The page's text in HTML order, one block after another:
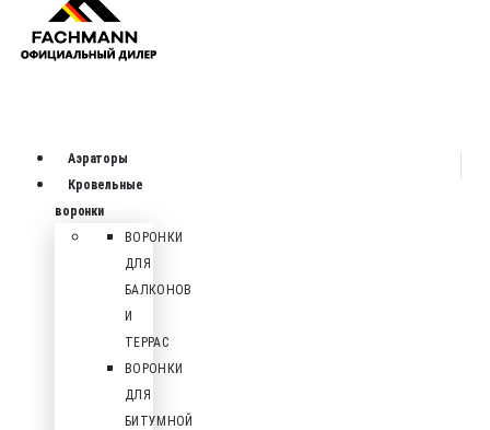
Аэраторы
Кровельные
воронки
ВОРОНКИ
ДЛЯ
БАЛКОНОВ
И
ТЕРРАС
ВОРОНКИ
ДЛЯ
БИТУМНОЙ